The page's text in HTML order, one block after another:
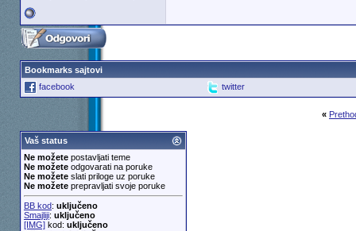
Bookmarks sajtovi
facebook
twitter
«
Vaš status
Ne možetepostavljati teme
Ne možeteodgovarati na poruke
Ne možeteslati priloge uz poruke
Ne možeteprepravljati svoje poruke
BB kod: uključeno
Smajliji: uključeno
[IMG]kod: uključeno